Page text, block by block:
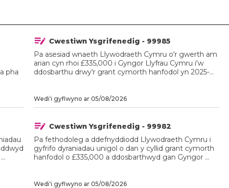
pha
Cwestiwn Ysgrifenedig - 99985
Pa asesiad wnaeth Llywodraeth Cymru o'r gwerth am
arian cyn rhoi £335,000 i Gyngor Llyfrau Cymru i'w
ddosbarthu drwy'r grant cymorth hanfodol yn 2025-...
Wedi'i gyflwyno ar 05/08/2026
Cwestiwn Ysgrifenedig - 99982
Pa fethodoleg a ddefnyddiodd Llywodraeth Cymru i
gyfrifo dyraniadau unigol o dan y cyllid grant cymorth
hanfodol o £335,000 a ddosbarthwyd gan Gyngor ...
Wedi'i gyflwyno ar 05/08/2026